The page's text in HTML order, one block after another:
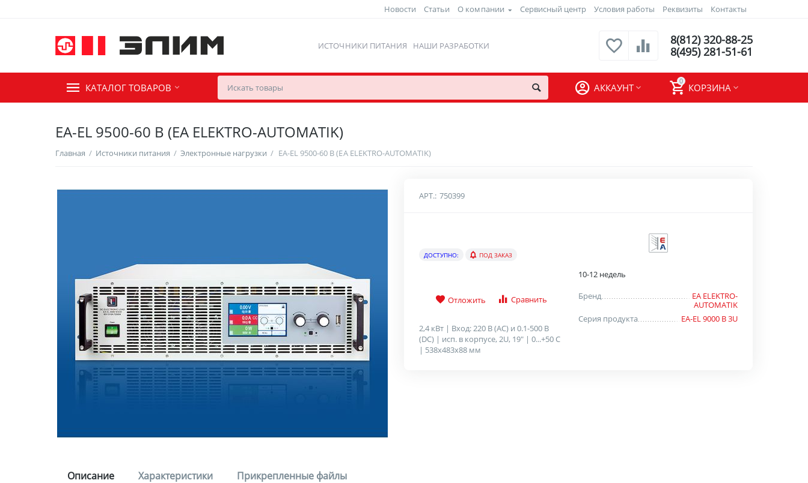
Новости Статьи О компании Сервисный центр Условия работы Реквизиты Контакты
ИСТОЧНИКИ ПИТАНИЯ НАШИ РАЗРАБОТКИ
8(812) 320-88-25
8(495) 281-51-61
КАТАЛОГ ТОВАРОВ
0
КОРЗИНА
АККАУНТ
EA-EL 9500-60 B (EA ELEKTRO-AUTOMATIK)
Главная / Источники питания / Электронные нагрузки / EA-EL 9500-60 B (EA ELEKTRO-AUTOMATIK)
АРТ.: 750399
ДОСТУПНО: ПОД ЗАКАЗ
Отложить Сравнить
2,4 кВт | Вход: 220 В (AC) и 0.1-500 В
(DC) | исп. в корпусе, 2U, 19" | 0...+50 C
| 538x483x88 мм
10-12 недель
Бренд
EA ELEKTRO-
AUTOMATIK
Серия продукта
EA-EL 9000 B 3U
Описание Характеристики Прикрепленные файлы